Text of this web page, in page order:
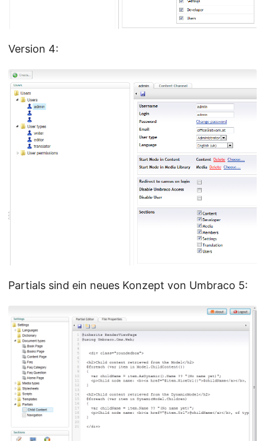
Version 4:
Partials sind ein neues Konzept von Umbraco 5: